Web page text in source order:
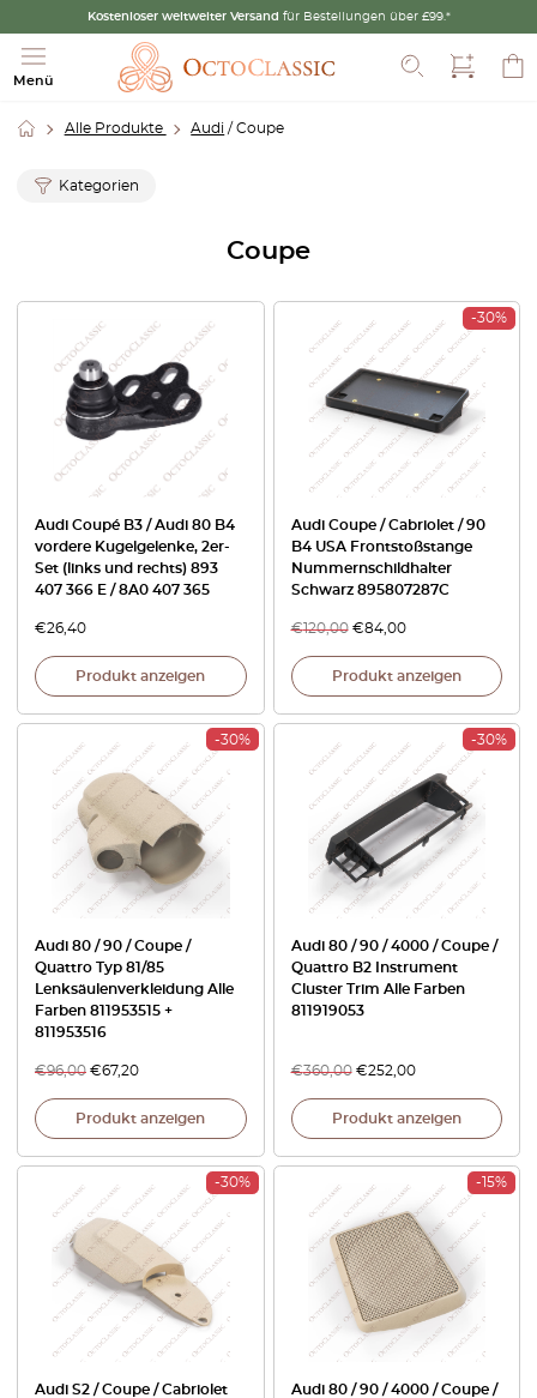
Kostenloser weltweiter Versand für Bestellungen über £99.*
Menü
Suche
Alle Produkte Audi / Coupe
Kategorien
Coupe
Audi Coupé B3 / Audi 80 B4
vordere Kugelgelenke, 2er-
Set (links und rechts) 893
407 366 E / 8A0 407 365
€26,40
Produkt anzeigen
-30%
Audi Coupe / Cabriolet / 90
B4 USA Frontstoßstange
Nummernschildhalter
Schwarz 895807287C
€120,00 €84,00
Produkt anzeigen
-30%
Audi 80 / 90 / Coupe /
Quattro Typ 81/85
Lenksäulenverkleidung Alle
Farben 811953515 +
811953516
€96,00 €67,20
Produkt anzeigen
-30%
Audi 80 / 90 / 4000 / Coupe /
Quattro B2 Instrument
Cluster Trim Alle Farben
811919053
€360,00 €252,00
Produkt anzeigen
-30%
Audi S2 / Coupe / Cabriolet
-15%
Audi 80 / 90 / 4000 / Coupe /